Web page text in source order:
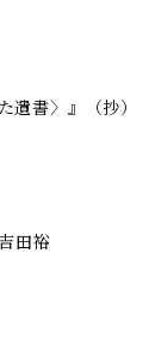
書〉』（抄）
田裕